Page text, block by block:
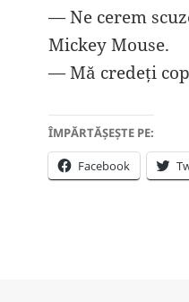
— Ne cerem
Mickey Mouse.
— Mă credeți
ÎMPĂRTĂȘEȘTE PE:
Facebook